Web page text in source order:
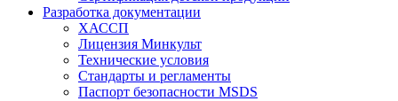
Разработка документации
ХАССП
Лицензия Минкульт
Технические условия
Стандарты и регламенты
Паспорт безопасности MSDS